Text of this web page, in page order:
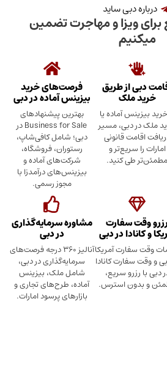
و مهاجرت تضمین
یا
و
فرصت‌های خرید
بیزینس آماده در دبی
بهترین پیشنهادهای
Business for Sale در
دبی؛ شامل کافی‌شاپ،
رستوران، فروشگاه،
شرکت‌های آماده و
بیزینس‌های درآمدزا با
دبی
مشاوره سرمایه‌گذاری
در دبی
آنالیز ۳۶۰ درجه فرصت‌های
سرمایه‌گذاری در دبی،
شامل ملک، بیزینس
آماده، طرح‌های تجاری و
بازارهای پرسود امارات.